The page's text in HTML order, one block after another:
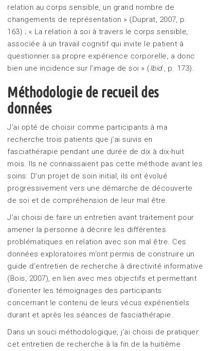
relation au corps sensible, un grand nombre de
changements de représentation » (Duprat, 2007, p.
163) ; « La relation à soi à travers le corps sensible,
associée à un travail cognitif qui invite le patient à
questionner sa propre expérience corporelle, a donc
bien une incidence sur l’image de soi » (Ibid., p. 173).
Méthodologie de recueil des
données
J’ai opté de choisir comme participants à ma
recherche trois patients que j’ai suivis en
fasciathérapie pendant une durée de dix à dix-huit
mois. Ils ne connaissaient pas cette méthode avant les
soins. D’un projet de soin initial, ils ont évolué
progressivement vers une démarche de découverte
de soi et de compréhension de leur mal être.
J’ai choisi de faire un entretien avant traitement pour
amener la personne à décrire les différentes
problématiques en relation avec son mal être. Ces
données exploratoires m’ont permis de construire un
guide d’entretien de recherche à directivité informative
(Bois, 2007), en lien avec mes objectifs et permettant
d’orienter les témoignages des participants
concernant le contenu de leurs vécus expérientiels
durant et après les séances de fasciathérapie.
Dans un souci méthodologique, j’ai choisi de pratiquer
cet entretien de recherche à la fin de la huitième